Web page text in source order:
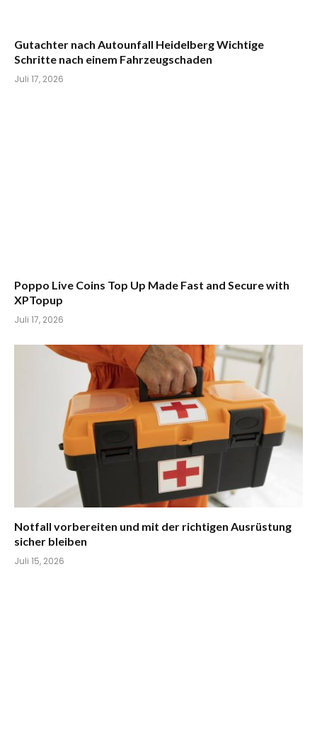
Gutachter nach Autounfall Heidelberg Wichtige
Schritte nach einem Fahrzeugschaden
Juli 17, 2026
Poppo Live Coins Top Up Made Fast and Secure with
XPTopup
Juli 17, 2026
Notfall vorbereiten und mit der richtigen Ausrüstung
sicher bleiben
Juli 15, 2026